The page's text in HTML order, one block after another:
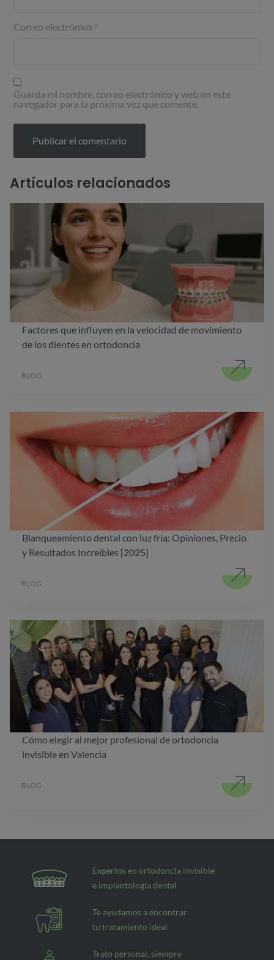
Correo electrónico *
Guarda mi nombre, correo electrónico y web en este
navegador para la próxima vez que comente.
Artículos relacionados
Factores que influyen en la velocidad de movimiento
de los dientes en ortodoncia
BLOG
Blanqueamiento dental con luz fría: Opiniones, Precio
y Resultados Increíbles [2025]
BLOG
Cómo elegir al mejor profesional de ortodoncia
invisible en Valencia
BLOG
Expertos en ortodoncia invisible
e implantología dental
Te ayudamos a encontrar
tu tratamiento ideal
Trato personal, siempre